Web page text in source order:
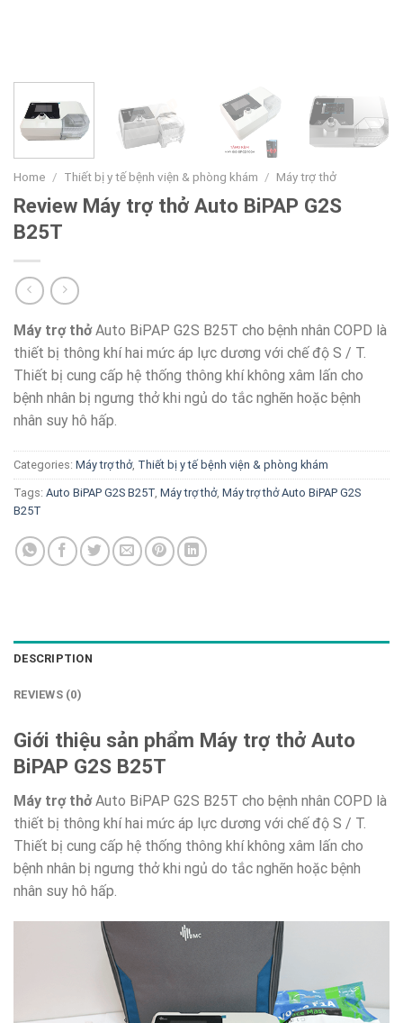
Home / Thiết bị y tế bệnh viện & phòng khám / Máy trợ thở
Review Máy trợ thở Auto BiPAP G2S
B25T
Máy trợ thởAuto BiPAP G2S B25T cho bệnh nhân COPD là
thiết bị thông khí hai mức áp lực dương với chế độ S / T.
Thiết bị cung cấp hệ thống thông khí không xâm lấn cho
bệnh nhân bị ngưng thở khi ngủ do tắc nghẽn hoặc bệnh
nhân suy hô hấp.
Categories: Máy trợ thở, Thiết bị y tế bệnh viện & phòng khám
Tags: Auto BiPAP G2S B25T, Máy trợ thở, Máy trợ thở Auto BiPAP G2S
B25T
DESCRIPTION
REVIEWS (0)
Giới thiệu sản phẩm Máy trợ thở Auto
BiPAP G2S B25T
Máy trợ thởAuto BiPAP G2S B25T cho bệnh nhân COPD là
thiết bị thông khí hai mức áp lực dương với chế độ S / T.
Thiết bị cung cấp hệ thống thông khí không xâm lấn cho
bệnh nhân bị ngưng thở khi ngủ do tắc nghẽn hoặc bệnh
nhân suy hô hấp.